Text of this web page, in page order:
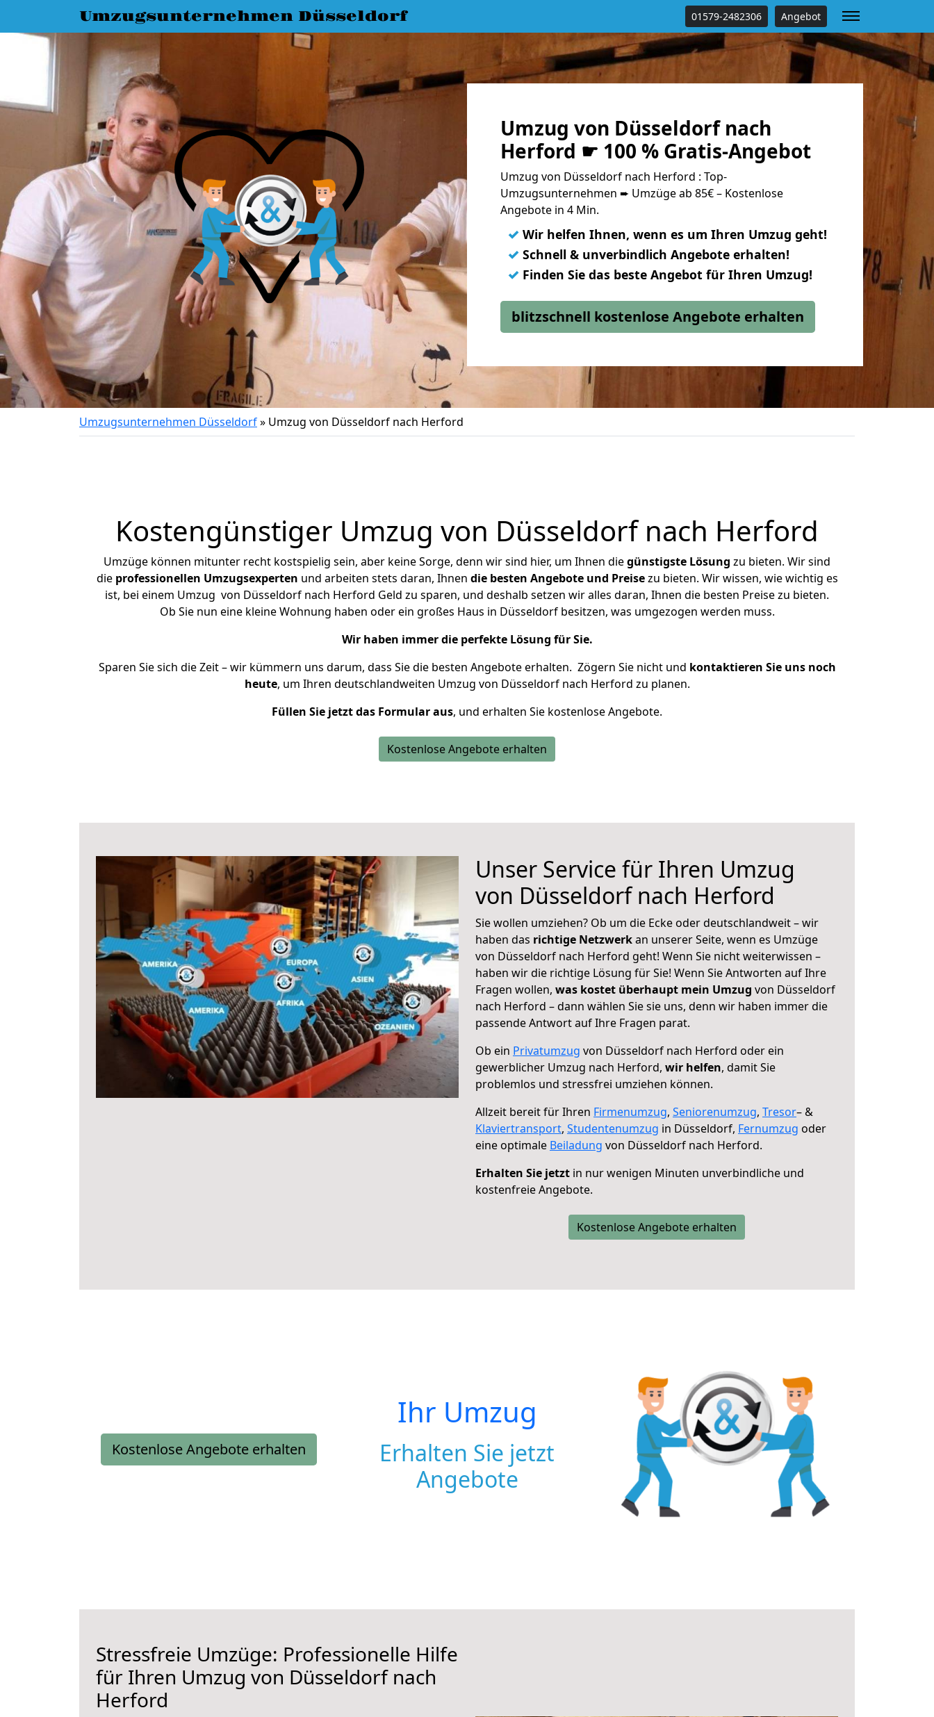
Umzugsunternehmen Düsseldorf 01579-2482306 Angebot
Umzug von Düsseldorf nach
Herford ☛ 100 % Gratis-Angebot
Umzug von Düsseldorf nach Herford : Top-
Umzugsunternehmen ➨ Umzüge ab 85€ – Kostenlose
Angebote in 4 Min.
✓ Wir helfen Ihnen, wenn es um Ihren Umzug geht!
✓ Schnell & unverbindlich Angebote erhalten!
✓ Finden Sie das beste Angebot für Ihren Umzug!
blitzschnell kostenlose Angebote erhalten
Umzugsunternehmen Düsseldorf» Umzug von Düsseldorf nach Herford
Kostengünstiger Umzug von Düsseldorf nach Herford
Umzüge können mitunter recht kostspielig sein, aber keine Sorge, denn wir sind hier, um Ihnen diegünstigste Lösung zu bieten. Wir sind
die professionellen Umzugsexperten und arbeiten stets daran, Ihnen die besten Angebote und Preisezu bieten. Wir wissen, wie wichtig es
ist, bei einem Umzug von Düsseldorf nach Herford Geld zu sparen, und deshalb setzen wir alles daran, Ihnen die besten Preise zu bieten.
Ob Sie nun eine kleine Wohnung haben oder ein großes Haus in Düsseldorf besitzen, was umgezogen werden muss.
Wir haben immer die perfekte Lösung für Sie.
Sparen Sie sich die Zeit – wir kümmern uns darum, dass Sie die besten Angebote erhalten. Zögern Sie nicht und kontaktieren Sie uns noch
heute, um Ihren deutschlandweiten Umzug von Düsseldorf nach Herford zu planen.
Füllen Sie jetzt das Formular aus, und erhalten Sie kostenlose Angebote.
Kostenlose Angebote erhalten
Unser Service für Ihren Umzug
von Düsseldorf nach Herford
Sie wollen umziehen? Ob um die Ecke oder deutschlandweit – wir
haben das richtige Netzwerkan unserer Seite, wenn es Umzüge
von Düsseldorf nach Herford geht! Wenn Sie nicht weiterwissen –
haben wir die richtige Lösung für Sie! Wenn Sie Antworten auf Ihre
Fragen wollen, was kostet überhaupt mein Umzug von Düsseldorf
nach Herford – dann wählen Sie sie uns, denn wir haben immer die
passende Antwort auf Ihre Fragen parat.
Ob ein Privatumzug von Düsseldorf nach Herford oder ein
gewerblicher Umzug nach Herford, wir helfen, damit Sie
problemlos und stressfrei umziehen können.
Allzeit bereit für Ihren Firmenumzug, Seniorenumzug, Tresor– &
Klaviertransport, Studentenumzug in Düsseldorf, Fernumzug oder
eine optimale Beiladung von Düsseldorf nach Herford.
Erhalten Sie jetzt in nur wenigen Minuten unverbindliche und
kostenfreie Angebote.
Kostenlose Angebote erhalten
Kostenlose Angebote erhalten
Ihr Umzug
Erhalten Sie jetzt
Angebote
Stressfreie Umzüge: Professionelle Hilfe
für Ihren Umzug von Düsseldorf nach
Herford